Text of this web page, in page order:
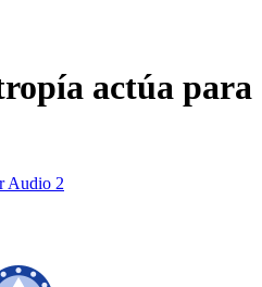
actúa para
Audio 2